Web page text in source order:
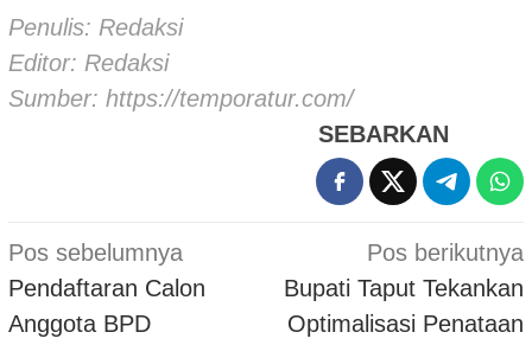
Penulis: Redaksi
Editor: Redaksi
Sumber: https://temporatur.com/
SEBARKAN
Navigasi
pos
Pos sebelumnya
Pendaftaran Calon
Anggota BPD
Pos berikutnya
Bupati Taput Tekankan
Optimalisasi Penataan